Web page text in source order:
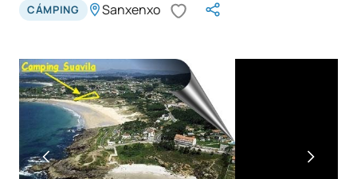
CÁMPING Sanxenxo